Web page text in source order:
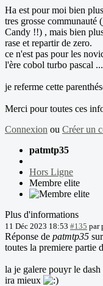
Ha est pour moi bien
tres grosse
Candy !!) , mais bien
rase et repartir de zero.
ce n'est pas pour les
l'ère cobol turbo pascal
je referme cette
Merci pour toutes ces
Connexion ou Créer un
patmtp35
Hors Ligne
Membre elite
Plus d'informations
11 Déc 2023 18:53 #135 par
Réponse de patmtp35
toutes la premiere partie
la je galere pouyr le
ira mieux